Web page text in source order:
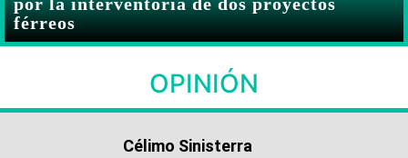
férreos
OPINIÓN
Célimo Sinisterra